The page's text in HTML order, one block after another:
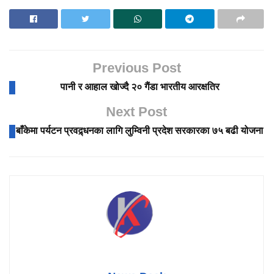
Previous Post
पानी र आहाल खोज्दै २० गैंडा भारतीय आरक्षतिर
Next Post
बाँकेमा पर्यटन प्रवद्र्धनका लागि लुम्विनी प्रदेश सरकारका ७५ बढी योजना